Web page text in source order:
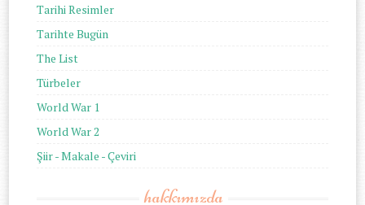
Tarihi Resimler
Tarihte Bugün
The List
Türbeler
World War 1
World War 2
Şiir - Makale - Çeviri
hakkımızda